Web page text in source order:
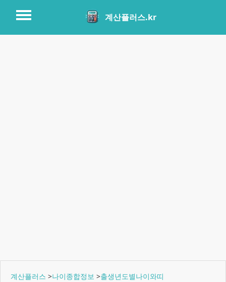
계산플러스.kr
계산플러스 >나이종합정보 >출생년도별나이와띠